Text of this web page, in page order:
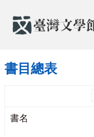
書目總表
書名